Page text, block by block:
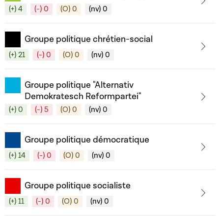
(+) 4 (-) 0 (O) 0 (nv) 0
Groupe politique chrétien-social
(+) 21 (-) 0 (O) 0 (nv) 0
Groupe politique "Alternativ
Demokratesch Reformpartei"
(+) 0 (-) 5 (O) 0 (nv) 0
Groupe politique démocratique
(+) 14 (-) 0 (O) 0 (nv) 0
Groupe politique socialiste
(+) 11 (-) 0 (O) 0 (nv) 0